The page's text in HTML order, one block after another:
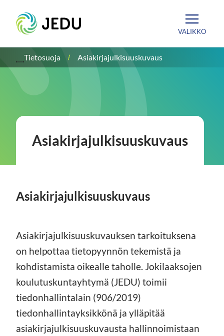
sisältöön
Etusivu
VALIKKO
Tietosuoja Asiakirjajulkisuuskuvaus
Asiakirjajulkisuuskuvaus
Asiakirjajulkisuuskuvaus
Asiakirjajulkisuuskuvauksen tarkoituksena
on helpottaa tietopyynnön tekemistä ja
kohdistamista oikealle taholle. Jokilaaksojen
koulutuskuntayhtymä (JEDU) toimii
tiedonhallintalain (906/2019)
tiedonhallintayksikkönä ja ylläpitää
asiakirjajulkisuuskuvausta hallinnoimistaan